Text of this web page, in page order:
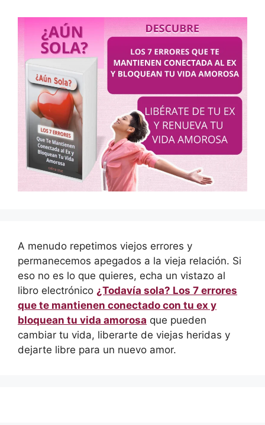
A menudo repetimos viejos errores y
permanecemos apegados a la vieja relación. Si
eso no es lo que quieres, echa un vistazo al
libro electrónico ¿Todavía sola? Los 7 errores
que te mantienen conectado con tu ex y
bloquean tu vida amorosa que pueden
cambiar tu vida, liberarte de viejas heridas y
dejarte libre para un nuevo amor.